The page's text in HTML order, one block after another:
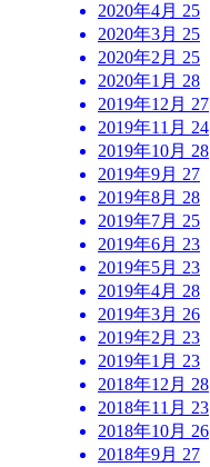
2020年4月 25
2020年3月 25
2020年2月 25
2020年1月 28
2019年12月 27
2019年11月 24
2019年10月 28
2019年9月 27
2019年8月 28
2019年7月 25
2019年6月 23
2019年5月 23
2019年4月 28
2019年3月 26
2019年2月 23
2019年1月 23
2018年12月 28
2018年11月 23
2018年10月 26
2018年9月 27